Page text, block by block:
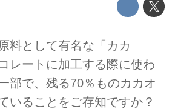
料として有名な「カカ
レートに加工する際に使わ
部で、残る70％ものカカオ
いることをご存知ですか？